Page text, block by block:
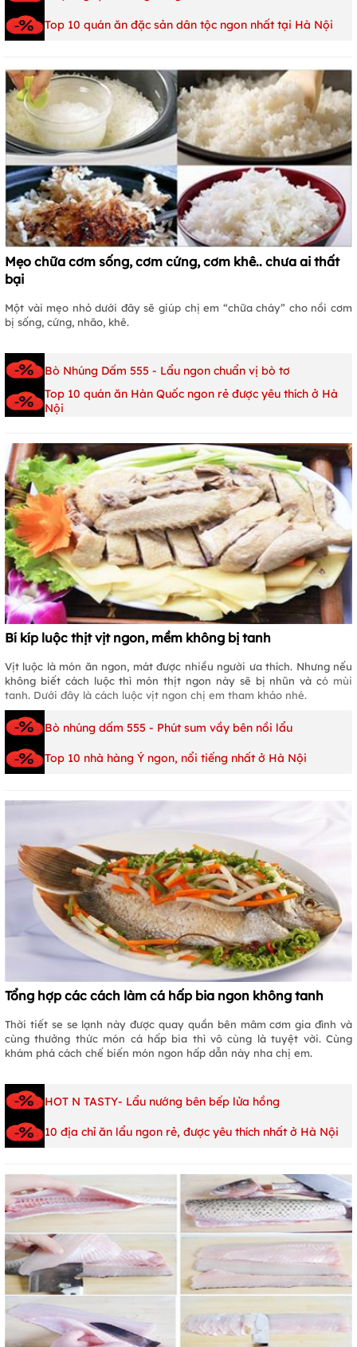
Top 10 quán ăn đặc sản dân tộc ngon nhất tại Hà Nội
Mẹo chữa cơm sống, cơm cứng, cơm khê.. chưa ai thất
bại
Một vài mẹo nhỏ dưới đây sẽ giúp chị em “chữa cháy” cho nồi cơm
bị sống, cứng, nhão, khê.
Bò Nhúng Dấm 555 - Lẩu ngon chuẩn vị bò tơ
Top 10 quán ăn Hàn Quốc ngon rẻ được yêu thích ở Hà
Nội
Bí kíp luộc thịt vịt ngon, mềm không bị tanh
Vịt luộc là món ăn ngon, mát được nhiều người ưa thích. Nhưng nếu
không biết cách luộc thì món thịt ngon này sẽ bị nhũn và có mùi
tanh. Dưới đây là cách luộc vịt ngon chị em tham khảo nhé.
Bò nhúng dấm 555 - Phút sum vầy bên nồi lẩu
Top 10 nhà hàng Ý ngon, nổi tiếng nhất ở Hà Nội
Tổng hợp các cách làm cá hấp bia ngon không tanh
Thời tiết se se lạnh này được quay quần bên mâm cơm gia đình và
cùng thưởng thức món cá hấp bia thì vô cùng là tuyệt vời. Cùng
khám phá cách chế biến món ngon hấp dẫn này nha chị em.
HOT N TASTY- Lẩu nướng bên bếp lửa hồng
10 địa chỉ ăn lẩu ngon rẻ, được yêu thích nhất ở Hà Nội